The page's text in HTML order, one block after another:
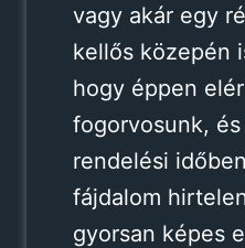
vagy akár egy
kellős közepén
hogy éppen
fogorvosunk,
rendelési
fájdalom
gyorsan képes